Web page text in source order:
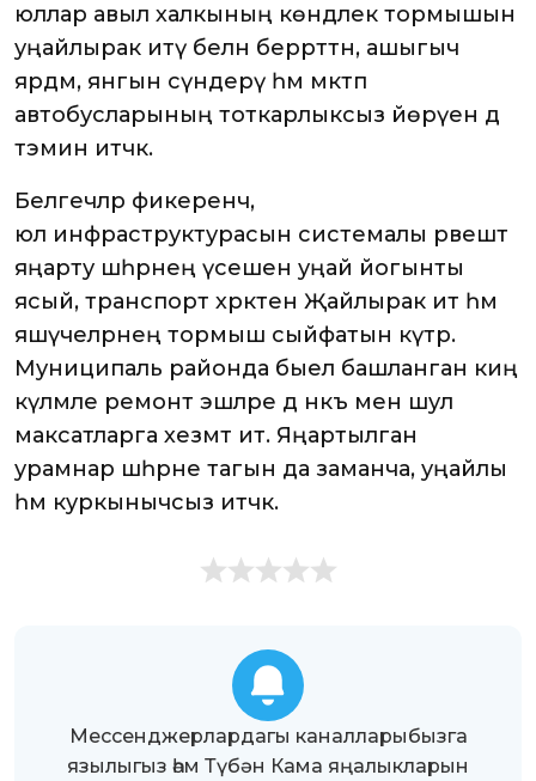
юллар авыл халкының көндәлек тормышын
уңайлырак итү белән беррәттән, ашыгыч
ярдәм, янгын сүндерү һәм мәктәп
автобусларының тоткарлыксыз йөрүен дә
тәэмин итәчәк.
Белгечләр фикеренчә,
юл инфраструктурасын системалы рәвештә
яңарту шәһәрнең үсешенә уңай йогынты
ясый, транспорт хәрәкәтен Җайлырак итә һәм
яшәүчеләрнең тормыш сыйфатын күтәрә.
Муниципаль районда быел башланган киң
күләмле ремонт эшләре дә нәкъ менә шул
максатларга хезмәт итә. Яңартылган
урамнар шәһәрне тагын да заманча, уңайлы
һәм куркынычсыз итәчәк.
Мессенджерлардагы каналларыбызга
язылыгыз һәм Түбән Кама яңалыкларын